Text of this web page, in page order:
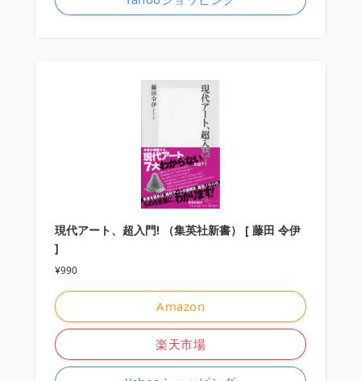
現代アート、超入門! （集英社新書） [ 藤田 令伊
]
¥990
Amazon
楽天市場